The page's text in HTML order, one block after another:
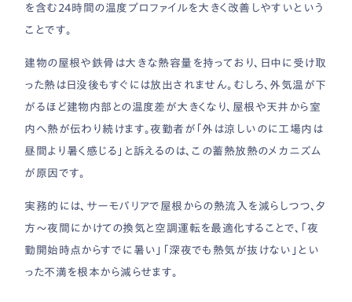
を含む24時間の温度プロファイルを大きく改善しやすいという
ことです。
建物の屋根や鉄骨は大きな熱容量を持っており、日中に受け取
った熱は日没後もすぐには放出されません。むしろ、外気温が下
がるほど建物内部との温度差が大きくなり、屋根や天井から室
内へ熱が伝わり続けます。夜勤者が「外は涼しいのに工場内は
昼間より暑く感じる」と訴えるのは、この蓄熱放熱のメカニズム
が原因です。
実務的には、サーモバリアで屋根からの熱流入を減らしつつ、夕
方〜夜間にかけての換気と空調運転を最適化することで、「夜
勤開始時点からすでに暑い」「深夜でも熱気が抜けない」とい
った不満を根本から減らせます。